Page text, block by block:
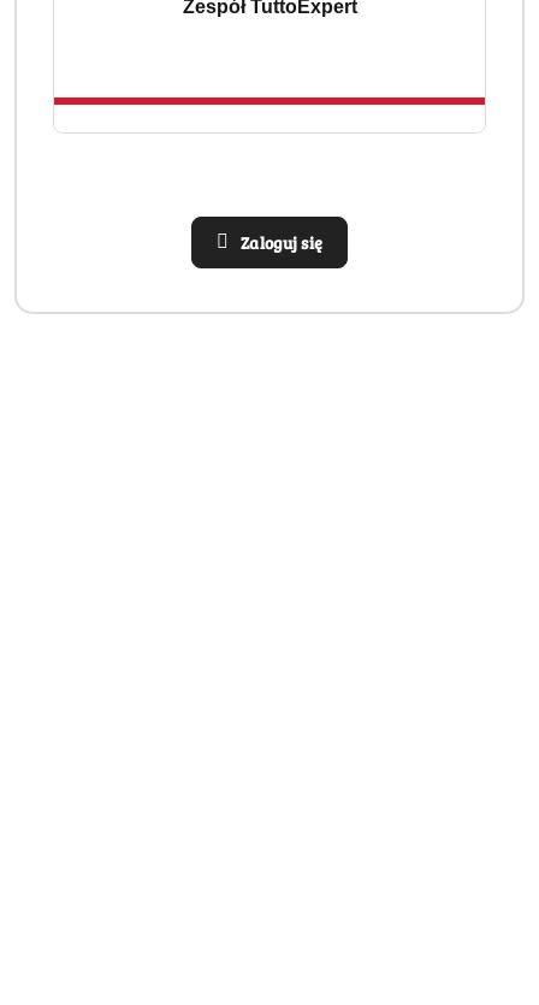
stosować różne pasty np. rano i wieczorem.
Na ten moment kategoria skupia się na dorosłych, ale
produkty o delikatnych formułach (np. Extra Clean Soft)
Zespół TuttoExpert
Zaloguj się